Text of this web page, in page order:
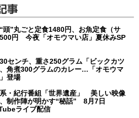
事
頭”丸ごと定食1480円、お魚定食（サ
円 今夜「オモウマい店」夏休みSP
センチ、重さ250グラム「ビックカツ
角煮300グラムのカレー…「オモウマ
登場
・紀行番組「世界遺産」 美しい映像
制作陣が明かす“秘話” 8月7日
ライブ配信